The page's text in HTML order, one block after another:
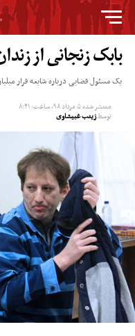
بابک زنجانی از
یک مسئول قضایی درباره شایعه فرار
منتشر شده۵ مرداد ۹۸, ساعت: ۸:۴۱
توسطزینب غبیشاوی